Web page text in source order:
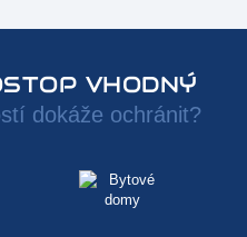
VHODNÝ
dokáže ochránit?